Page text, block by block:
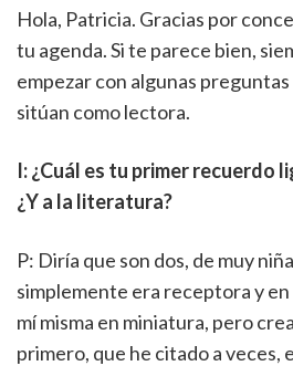
Hola, Patricia. Gracias por
tu agenda. Si te parece bien,
empezar con algunas
sitúan como lectora.
I: ¿Cuál es tu primer recuerdo
¿Y a la literatura?
P: Diría que son dos, de muy
simplemente era receptora y
mí misma en miniatura, pero
primero, que he citado a veces,